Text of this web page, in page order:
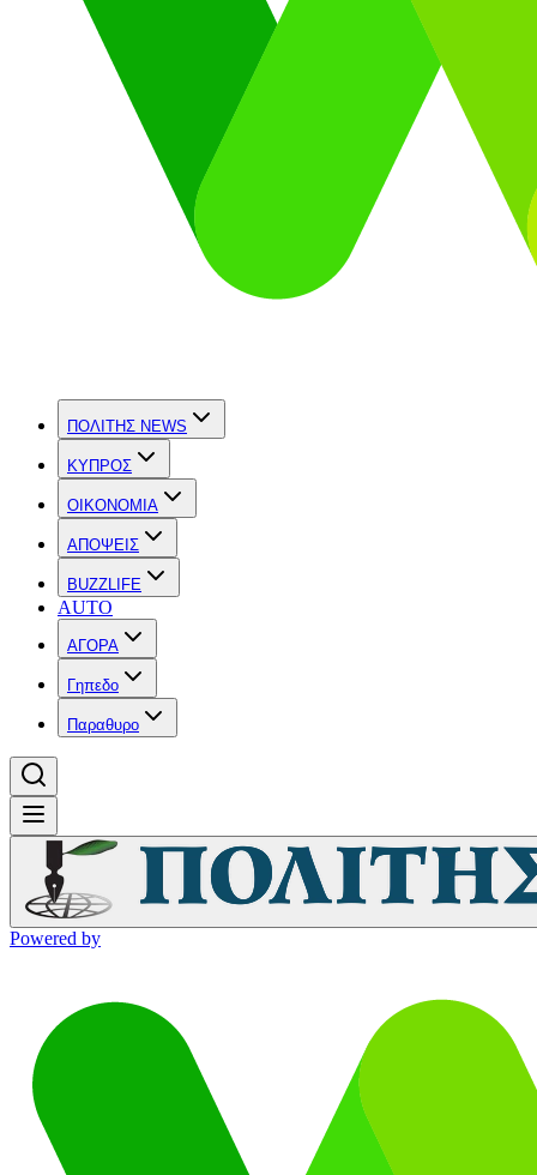
ΠΟΛΙΤΗΣ NEWS
ΚΥΠΡΟΣ
OIKONOMIA
ΑΠΟΨΕΙΣ
BUZZLIFE
AUTO
ΑΓΟΡΑ
Γηπεδο
Παραθυρο
Powered by